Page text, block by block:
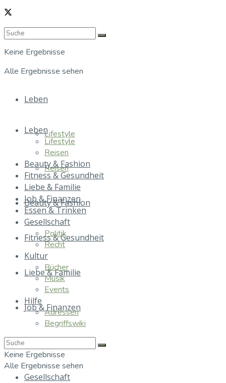
Keine Ergebnisse
Alle Ergebnisse sehen
Leben
Lifestyle
Reisen
Beauty & Fashion
Fitness & Gesundheit
Liebe & Familie
Job & Finanzen
Gesellschaft
Leben
Lifestyle
Reisen
Beauty & Fashion
Fitness & Gesundheit
Liebe & Familie
Job & Finanzen
Essen & Trinken
Gesellschaft
Politik
Recht
Kultur
Bücher
Musik
Events
Hilfe
Adressen
Begriffswiki
Keine Ergebnisse
Alle Ergebnisse sehen